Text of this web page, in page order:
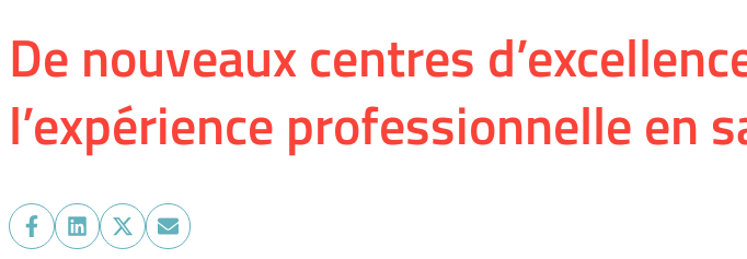
De nouveaux centres
l’expérience professionnelle en
ShareShareShareShare